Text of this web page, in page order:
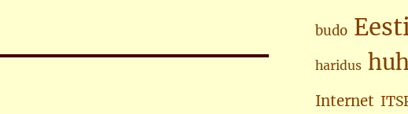
budo
haridus
Internet